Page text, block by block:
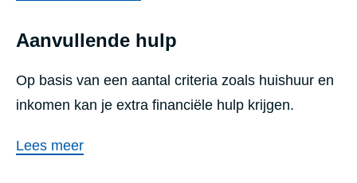
Aanvullende hulp
Op basis van een aantal criteria zoals huishuur en
inkomen kan je extra financiële hulp krijgen.
Lees meer